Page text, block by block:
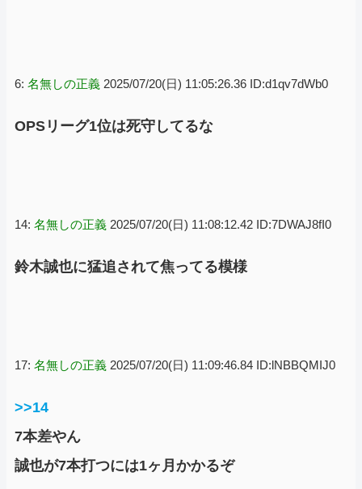
6: 名無しの正義 2025/07/20(日) 11:05:26.36 ID:d1qv7dWb0
OPSリーグ1位は死守してるな
14: 名無しの正義 2025/07/20(日) 11:08:12.42 ID:7DWAJ8fI0
鈴木誠也に猛追されて焦ってる模様
17: 名無しの正義 2025/07/20(日) 11:09:46.84 ID:lNBBQMIJ0
>>14
7本差やん
誠也が7本打つには1ヶ月かかるぞ